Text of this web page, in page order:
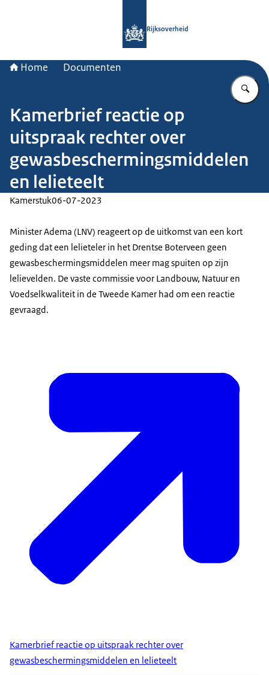
Rijksoverheid
Home Documenten
Kamerbrief reactie op
uitspraak rechter over
gewasbeschermingsmiddelen
en lelieteelt
Kamerstuk06-07-2023
Minister Adema (LNV) reageert op de uitkomst van een kort
geding dat een lelieteler in het Drentse Boterveen geen
gewasbeschermingsmiddelen meer mag spuiten op zijn
lelievelden. De vaste commissie voor Landbouw, Natuur en
Voedselkwaliteit in de Tweede Kamer had om een reactie
gevraagd.
Kamerbrief reactie op uitspraak rechter over
gewasbeschermingsmiddelen en lelieteelt